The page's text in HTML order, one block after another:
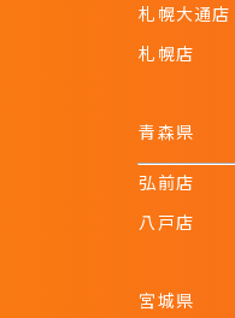
札幌大通店
札幌店
青森県
弘前店
八戸店
宮城県